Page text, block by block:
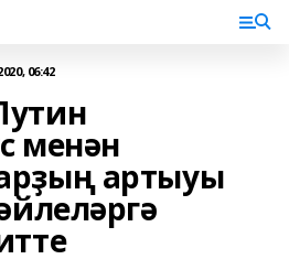
06:42
менән
артыуы